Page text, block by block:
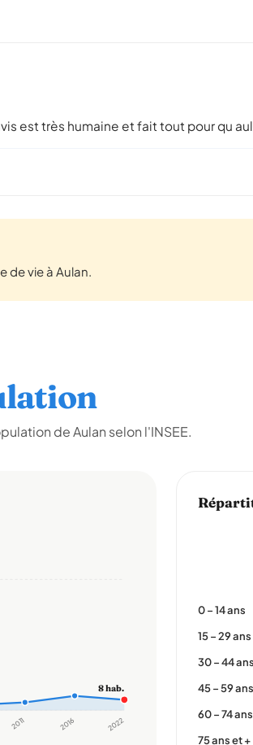
est très humaine et fait tout pour qu
vie à Aulan.
de Aulan selon l'INSEE.
2011 2016 2022
8 hab.
0 – 14 ans
15 – 29 ans
30 – 44 ans
45 – 59 ans
60 – 74 ans
75 ans et +